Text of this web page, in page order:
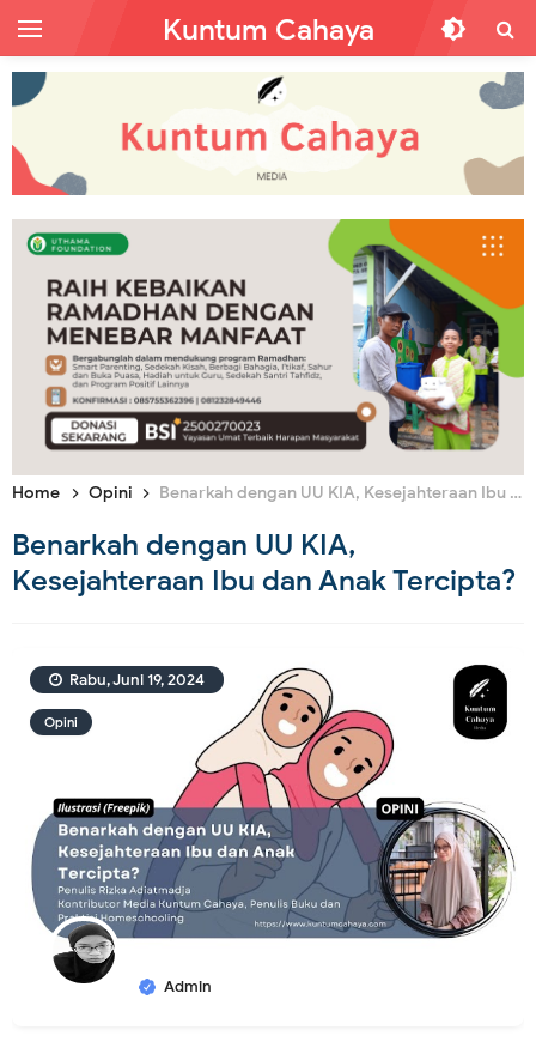
Kuntum Cahaya
Home Opini Benarkah dengan UU KIA, Kesejahteraan Ibu dan Anak Tercipta?
Benarkah dengan UU KIA,
Kesejahteraan Ibu dan Anak Tercipta?
Opini
Admin
Rabu, Juni 19, 2024